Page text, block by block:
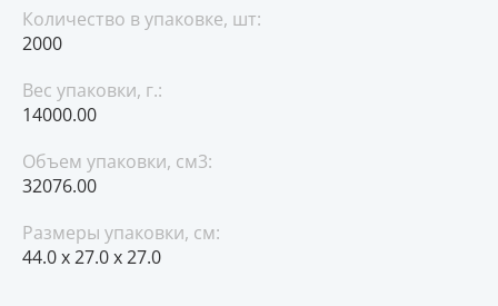
Количество в упаковке, шт:
2000
Вес упаковки, г.:
14000.00
Объем упаковки, см3:
32076.00
Размеры упаковки, см:
44.0 x 27.0 x 27.0